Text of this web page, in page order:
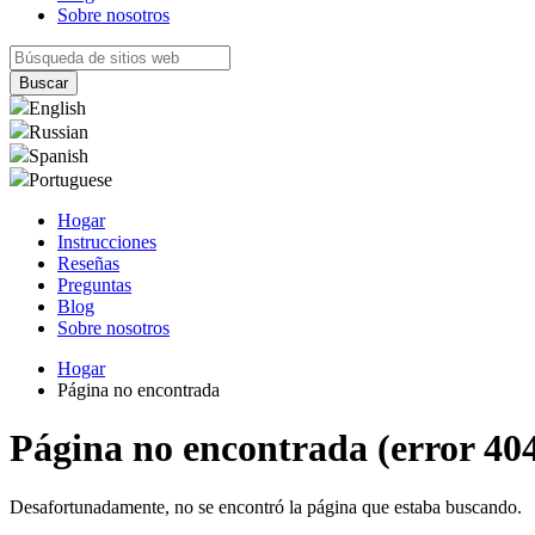
Sobre nosotros
English
Russian
Spanish
Portuguese
Hogar
Instrucciones
Reseñas
Preguntas
Blog
Sobre nosotros
Hogar
Página no encontrada
Página no encontrada (error
Desafortunadamente, no se encontró la página que estaba buscando.